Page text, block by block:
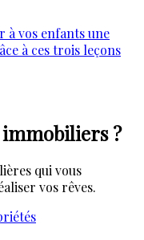
à vos enfants une
à ces trois leçons
immobiliers ?
qui vous
vos rêves.